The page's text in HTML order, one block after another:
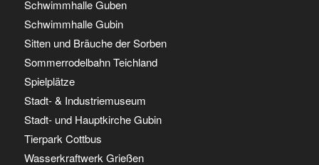
Schwimmhalle Guben
Schwimmhalle Gubin
Sitten und Bräuche der Sorben
Sommerrodelbahn Teichland
Spielplätze
Stadt- & Industriemuseum
Stadt- und Hauptkirche Gubin
Tierpark Cottbus
Wasserkraftwerk Grießen